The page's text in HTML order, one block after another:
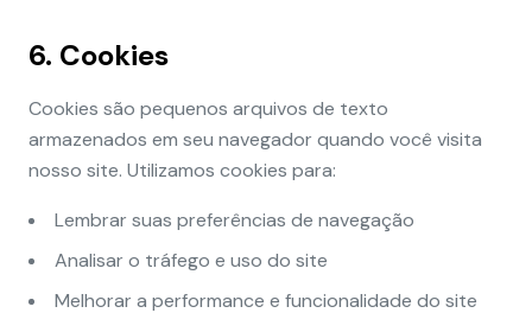
6. Cookies
Cookies são pequenos arquivos de texto
armazenados em seu navegador quando você visita
nosso site. Utilizamos cookies para:
Lembrar suas preferências de navegação
Analisar o tráfego e uso do site
Melhorar a performance e funcionalidade do site